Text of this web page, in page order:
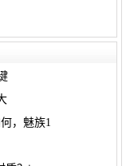
，魅族1